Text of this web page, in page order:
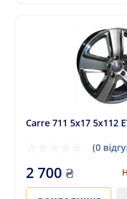
Carre 711 5x17 5x112
(0
2 700 ₴